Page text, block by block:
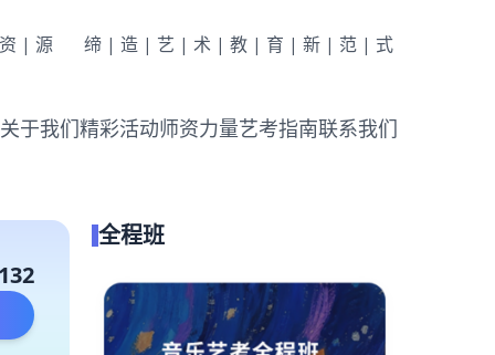
|源 缔|造|艺|术|教|育|新|范|式
关于我们精彩活动师资力量艺考指南联系我们
全程班